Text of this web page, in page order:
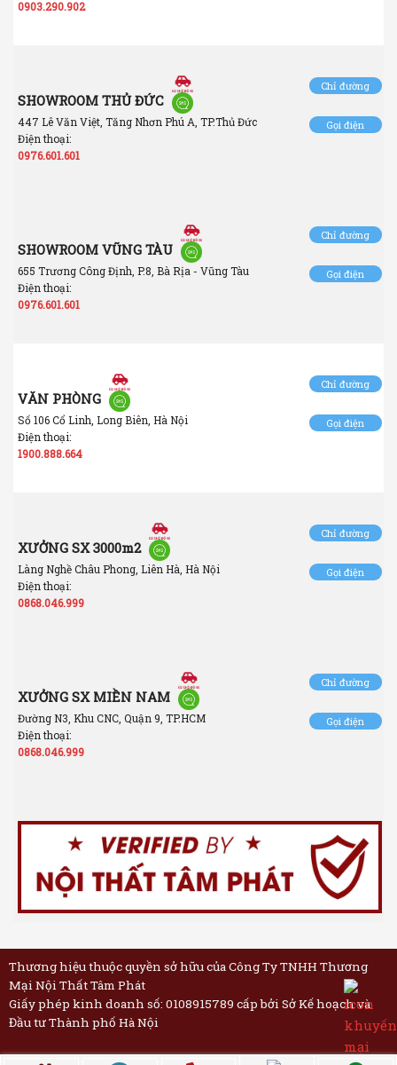
0903.290.902
SHOWROOM THỦ ĐỨC
447 Lê Văn Việt, Tăng Nhơn Phú A, TP.Thủ Đức
Điện thoại:
0976.601.601
Chỉ đường
Gọi điện
SHOWROOM VŨNG TÀU
655 Trương Công Định, P.8, Bà Rịa - Vũng Tàu
Điện thoại:
0976.601.601
Chỉ đường
Gọi điện
VĂN PHÒNG
Số 106 Cổ Linh, Long Biên, Hà Nội
Điện thoại:
1900.888.664
Chỉ đường
Gọi điện
XƯỞNG SX 3000m2
Làng Nghề Châu Phong, Liên Hà, Hà Nội
Điện thoại:
0868.046.999
Chỉ đường
Gọi điện
XƯỞNG SX MIỀN NAM
Đường N3, Khu CNC, Quận 9, TP.HCM
Điện thoại:
0868.046.999
Chỉ đường
Gọi điện
Thương hiệu thuộc quyền sở hữu của Công Ty TNHH Thương
Mại Nội Thất Tâm Phát
Giấy phép kinh doanh số: 0108915789 cấp bởi Sở Kế hoạch và
Đầu tư Thành phố Hà Nội